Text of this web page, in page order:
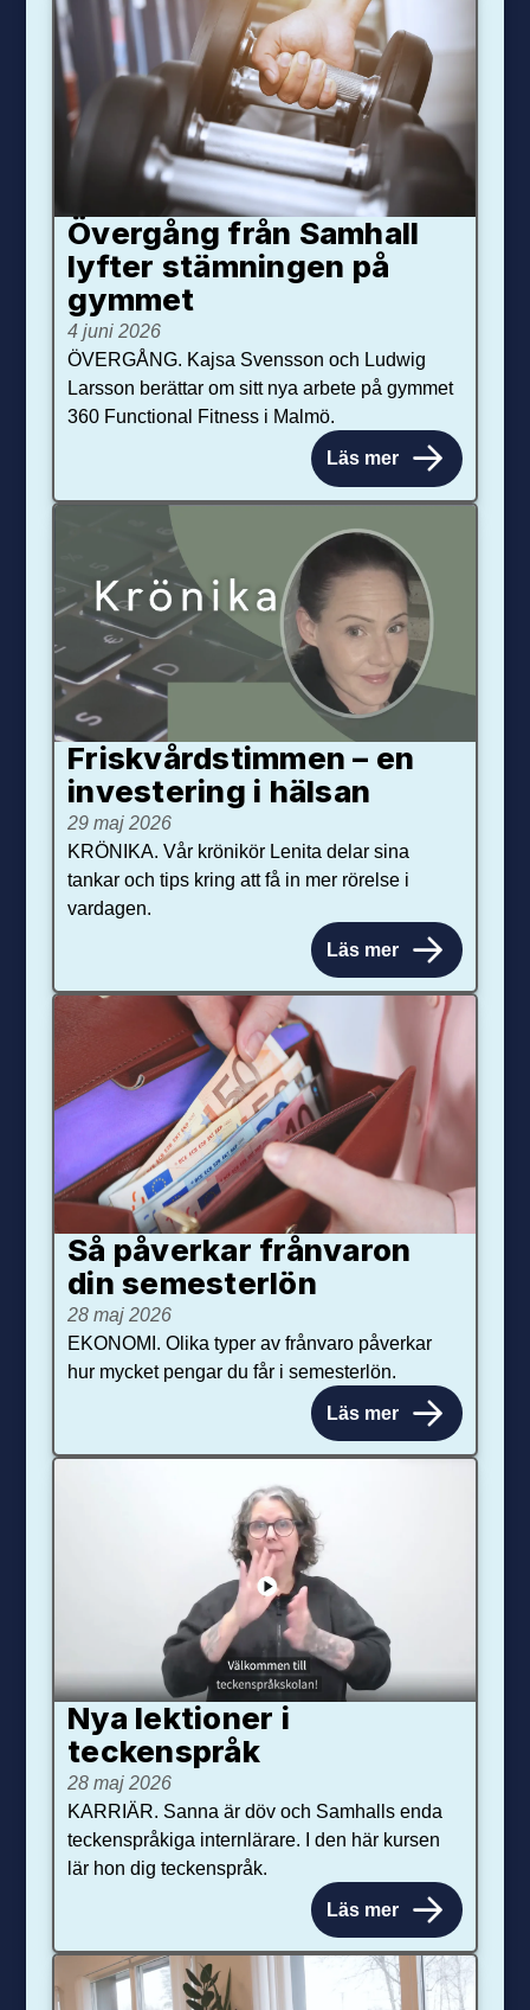
Övergång från Samhall
lyfter stämningen på
gymmet
4 juni 2026
ÖVERGÅNG. Kajsa Svensson och Ludwig
Larsson berättar om sitt nya arbete på gymmet
360 Functional Fitness i Malmö.
Läs mer
Friskvårdstimmen – en
investering i hälsan
29 maj 2026
KRÖNIKA. Vår krönikör Lenita delar sina
tankar och tips kring att få in mer rörelse i
vardagen.
Läs mer
Så påverkar från­varon
din semester­lön
28 maj 2026
EKONOMI. Olika typer av frånvaro påverkar
hur mycket pengar du får i semesterlön.
Läs mer
Nya lektioner i
teckenspråk
28 maj 2026
KARRIÄR. Sanna är döv och Samhalls enda
teckenspråkiga internlärare. I den här kursen
lär hon dig teckenspråk.
Läs mer